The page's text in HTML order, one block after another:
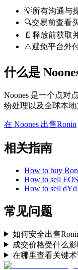
💡所有沟通与
🔍交易前查看
📄 释放前获取
⚠️避免平台外
什么是
Noones 是一个点对
纷处理以及全球本地
在 Noones 出售Ronin
相关指南
How to buy
How to sell EOS
How to sell
常见问题
如何安全出售
成交价格受什么影
在哪里查看关键术